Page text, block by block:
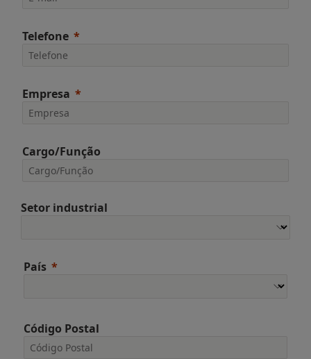
Telefone
Empresa
Cargo/Função
Setor industrial
País
Código Postal